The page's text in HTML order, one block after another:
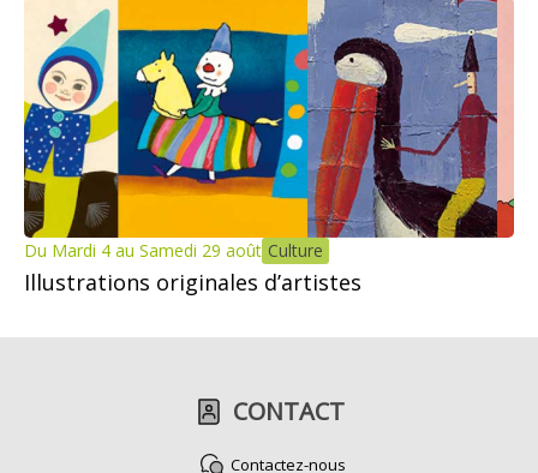
Du Mardi 4 au Samedi 29 août Culture
Illustrations originales d’artistes
CONTACT
Contactez-nous